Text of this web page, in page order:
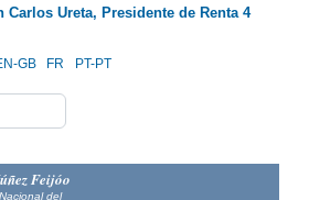
Ureta, Presidente de Renta 4
GB FR PT-PT
Feijóo
del